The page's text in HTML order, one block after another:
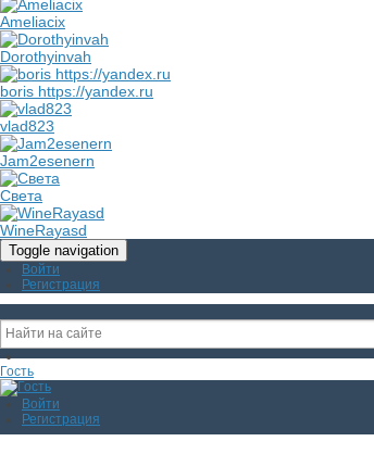
Ameliacix
Dorothyinvah
boris https://yandex.ru
vlad823
Jam2esenern
Света
WineRayasd
Toggle navigation
Войти
Регистрация
Гость
Войти
Регистрация